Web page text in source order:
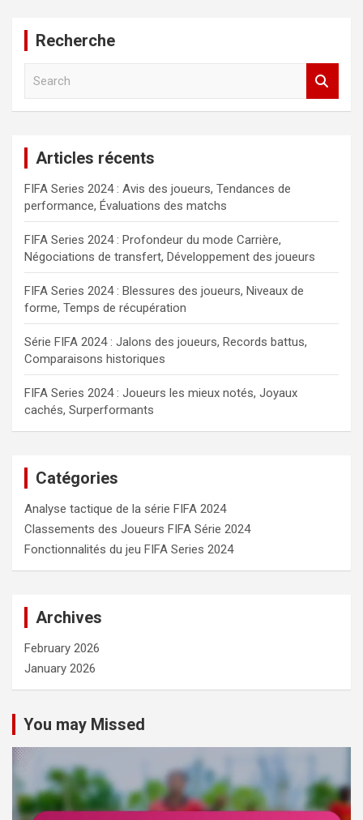
Recherche
Articles récents
FIFA Series 2024 : Avis des joueurs, Tendances de
performance, Évaluations des matchs
FIFA Series 2024 : Profondeur du mode Carrière,
Négociations de transfert, Développement des joueurs
FIFA Series 2024 : Blessures des joueurs, Niveaux de
forme, Temps de récupération
Série FIFA 2024 : Jalons des joueurs, Records battus,
Comparaisons historiques
FIFA Series 2024 : Joueurs les mieux notés, Joyaux
cachés, Surperformants
Catégories
Analyse tactique de la série FIFA 2024
Classements des Joueurs FIFA Série 2024
Fonctionnalités du jeu FIFA Series 2024
Archives
February 2026
January 2026
You may Missed